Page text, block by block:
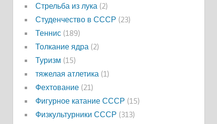
Стрельба из лука (2)
Студенчество в СССР (23)
Теннис(189)
Толкание ядра (2)
Туризм (15)
тяжелая атлетика (1)
Фехтование(21)
Фигурное катание СССР (15)
Физкультурники СССР (313)